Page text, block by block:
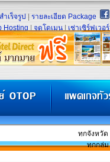
ำเร็จรูป
รายละเอียด Package
Hosting จดโดเมน เช่าเซิร์ฟเวอร์